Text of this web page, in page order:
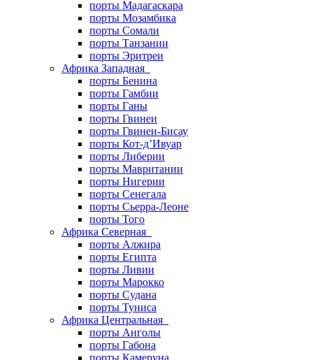
порты Мадагаскара
порты Мозамбика
порты Сомали
порты Танзании
порты Эритреи
Африка Западная
порты Бенина
порты Гамбии
порты Ганы
порты Гвинеи
порты Гвинеи-Бисау
порты Кот-д’Ивуар
порты Либерии
порты Мавритании
порты Нигерии
порты Сенегала
порты Сьерра-Леоне
порты Того
Африка Северная
порты Алжира
порты Египта
порты Ливии
порты Марокко
порты Судана
порты Туниса
Африка Центральная
порты Анголы
порты Габона
порты Камеруна